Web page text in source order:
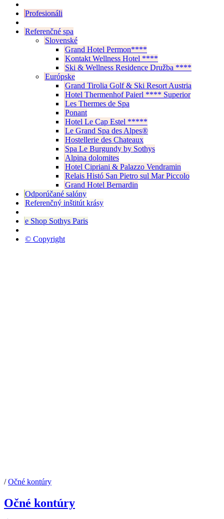
Profesionáli
Referenčné spa
Slovenské
Grand Hotel Permon****
Kontakt Wellness Hotel ****
Ski & Wellness Residence Družba ****
Európske
Grand Tirolia Golf & Ski Resort Austria
Hotel Thermenhof Paierl **** Superior
Les Thermes de Spa
Ponant
Hotel Le Cap Estel *****
Le Grand Spa des Alpes®
Hostellerie des Chateaux
Spa Le Burgundy by Sothys
Alpina dolomites
Hotel Cipriani & Palazzo Vendramin
Relais Histó San Pietro sul Mar Piccolo
Grand Hotel Bernardin
Odporúčané salóny
Referenčný inštitút krásy
e Shop Sothys Paris
© Copyright
/ Očné kontúry
Očné kontúry